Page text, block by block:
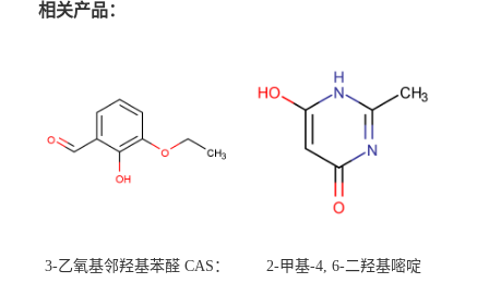
相关产品：
3-乙氧基邻羟基苯醛 CAS：
2-甲基-4, 6-二羟基嘧啶